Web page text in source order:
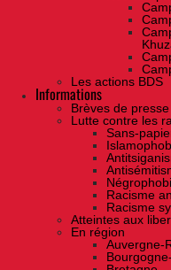
Les actions BDS
Informations
Brèves de presse
Lutte contre les
Sans-
Racisme
Racisme
Atteintes aux
En région
Auvergne-